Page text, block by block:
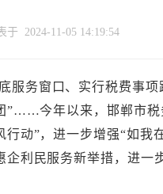
于 2024-11-05 14:19:54
服务窗口、实行税费事项
”……今年以来，邯郸市税
行动”，进一步增强“如我
企利民服务新举措，进一